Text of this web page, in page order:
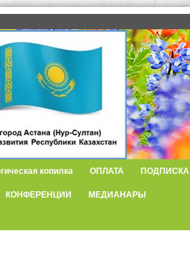
копилка ОПЛАТА ПОДПИСКА
КОНФЕРЕНЦИИ МЕДИАНАРЫ